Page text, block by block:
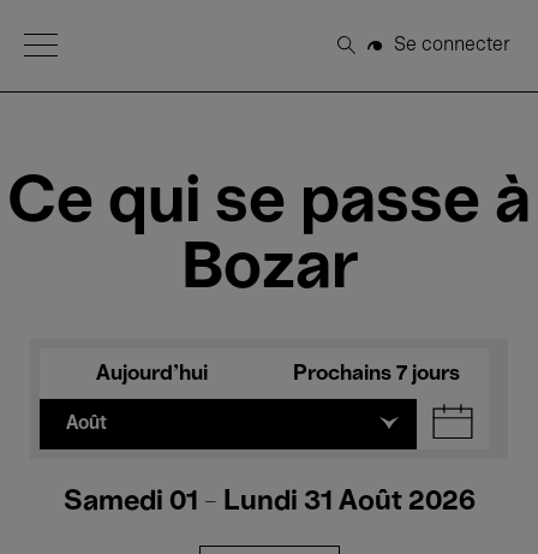
Open Menu
Rechercher
Se connecter
Ce qui se passe à
Bozar
Aujourd'hui Prochains 7 jours
Août
Samedi 01 - Lundi 31 Août 2026